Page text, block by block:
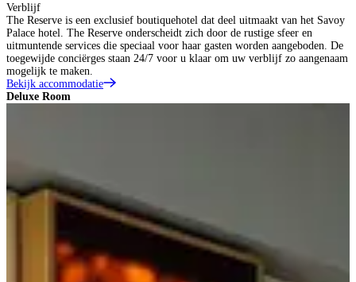
Verblijf
The Reserve is een exclusief boutiquehotel dat deel uitmaakt van het Savoy
Palace hotel. The Reserve onderscheidt zich door de rustige sfeer en
uitmuntende services die speciaal voor haar gasten worden aangeboden. De
toegewijde conciërges staan 24/7 voor u klaar om uw verblijf zo aangenaam
mogelijk te maken.
Bekijk accommodatie
Deluxe Room